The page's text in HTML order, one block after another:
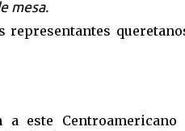
mesa.
representantes
este Centroamericano